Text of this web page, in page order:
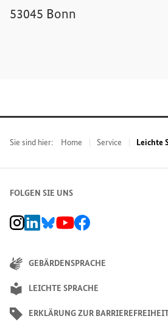
53045 Bonn
Sie sind hier: Home Service Leichte
FOLGEN SIE UNS
BMZ Instagram-Kanal, Externer Link
BMZ LinkedIn Unternehmensseite,
BMZ Bluesky-Seite, Externer Link
BMZ Youtube-Kanal, Externer
BMZ Facebook-Seite,
GEBÄRDENSPRACHE
LEICHTE SPRACHE
ERKLÄRUNG ZUR